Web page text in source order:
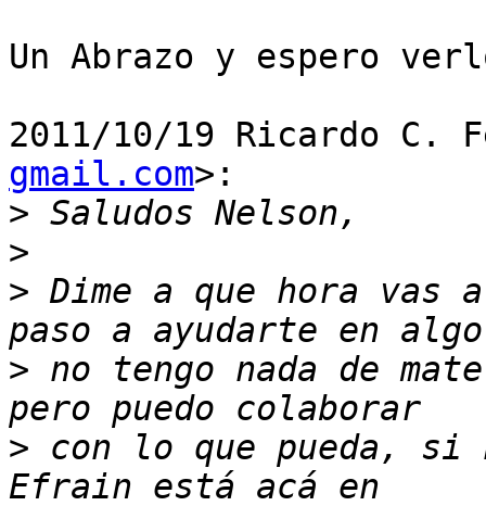
Un Abrazo y espero
2011/10/19 Ricardo C.
gmail.com>:
>
>
> Dime a que hora
> no tengo nada de
> con lo que pueda, si